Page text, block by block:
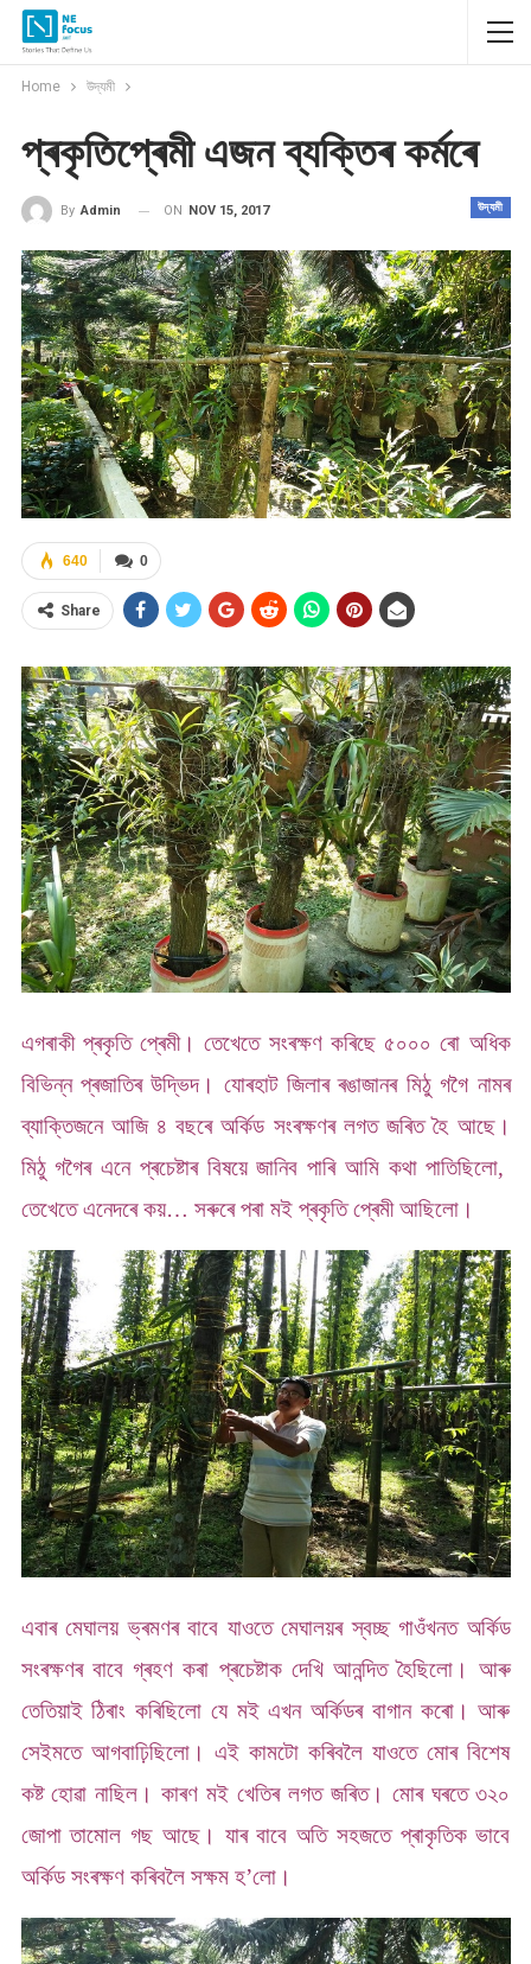
Home উদ্যমী
প্ৰকৃতিপ্ৰেমী এজন ব্যক্তিৰ কৰ্মৰে
উদ্যমী
By Admin ON NOV 15, 2017
0
640
Share
এগৰাকী প্ৰকৃতি প্ৰেমী। তেখেতে সংৰক্ষণ কৰিছে ৫০০০ ৰো অধিক
বিভিন্ন প্ৰজাতিৰ উদ্ভিদ। যোৰহাট জিলাৰ ৰঙাজানৰ মিঠু গগৈ নামৰ
ব্যাক্তিজনে আজি ৪ বছৰে অৰ্কিড সংৰক্ষণৰ লগত জৰিত হৈ আছে।
মিঠু গগৈৰ এনে প্ৰচেষ্টাৰ বিষয়ে জানিব পাৰি আমি কথা পাতিছিলো,
তেখেতে এনেদৰে কয়… সৰুৰে পৰা মই প্ৰকৃতি প্ৰেমী আছিলো।
এবাৰ মেঘালয় ভ্ৰমণৰ বাবে যাওতে মেঘালয়ৰ স্বচ্ছ গাওঁখনত অৰ্কিড
সংৰক্ষণৰ বাবে গ্ৰহণ কৰা প্ৰচেষ্টাক দেখি আনন্দিত হৈছিলো। আৰু
তেতিয়াই ঠিৰাং কৰিছিলো যে মই এখন অৰ্কিডৰ বাগান কৰো। আৰু
সেইমতে আগবাঢ়িছিলো। এই কামটো কৰিবলৈ যাওতে মোৰ বিশেষ
কষ্ট হোৱা নাছিল। কাৰণ মই খেতিৰ লগত জৰিত। মোৰ ঘৰতে ৩২০
জোপা তামোল গছ আছে। যাৰ বাবে অতি সহজতে প্ৰাকৃতিক ভাবে
অৰ্কিড সংৰক্ষণ কৰিবলৈ সক্ষম হ’লো।